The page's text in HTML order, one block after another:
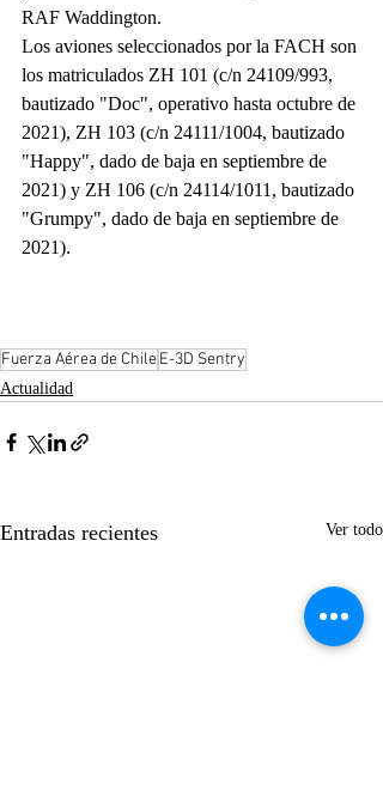
RAF Waddington.
Los aviones seleccionados por la FACH son
los matriculados ZH 101 (c/n 24109/993,
bautizado "Doc", operativo hasta octubre de
2021), ZH 103 (c/n 24111/1004, bautizado
"Happy", dado de baja en septiembre de
2021) y ZH 106 (c/n 24114/1011, bautizado
"Grumpy", dado de baja en septiembre de
2021).
Fuerza Aérea de ChileE-3D Sentry
Actualidad
Entradas recientes Ver todo